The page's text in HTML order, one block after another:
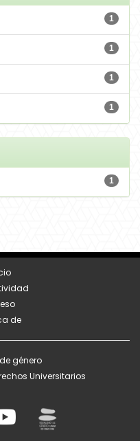
1
1
1
1
1
de
género
Universitarios